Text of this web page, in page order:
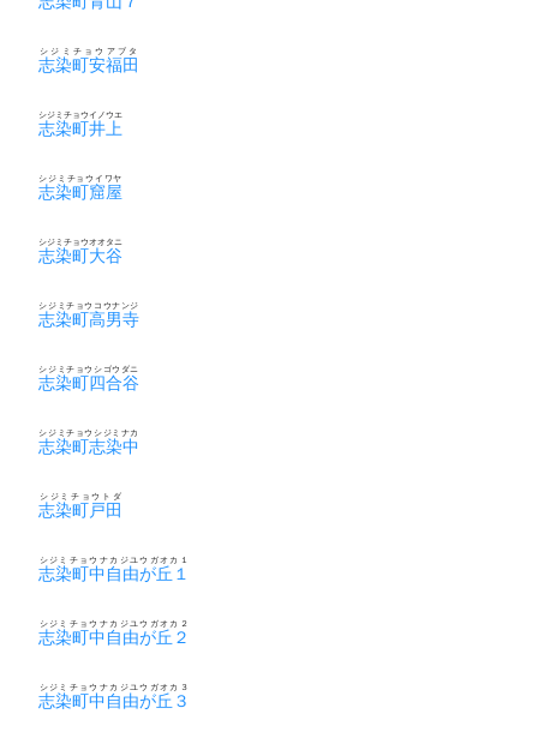
志染町安福田
シジミチョウアブタ
志染町井上
シジミチョウイノウエ
志染町窟屋
シジミチョウイワヤ
志染町大谷
シジミチョウオオタニ
志染町高男寺
シジミチョウコウナンジ
志染町四合谷
シジミチョウシゴウダニ
志染町志染中
シジミチョウシジミナカ
志染町戸田
シジミチョウトダ
志染町中自由が丘１
シジミチョウナカジユウガオカ１
志染町中自由が丘２
シジミチョウナカジユウガオカ２
志染町中自由が丘３
シジミチョウナカジユウガオカ３